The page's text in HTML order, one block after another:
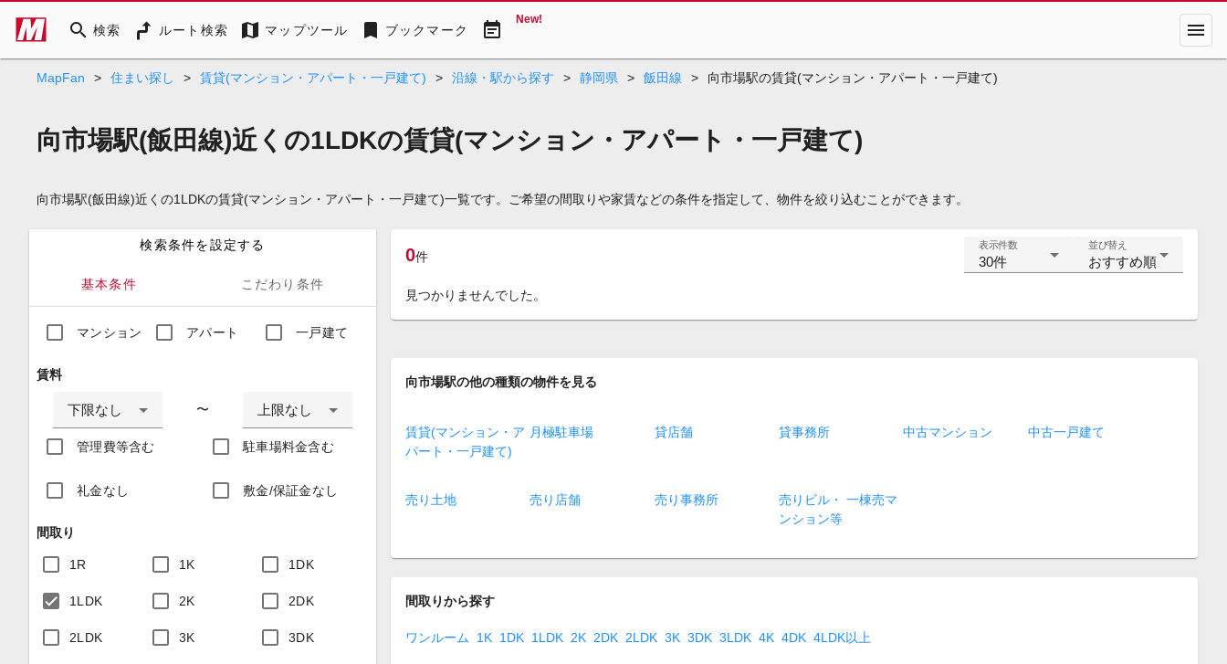
search 検索 ルート検索 map マップツール bookmark ブックマーク event_note New! menu
MapFan > 住まい探し > 賃貸(マンション・アパート・一戸建て) > 沿線・駅から探す > 静岡県 > 飯田線 > 向市場駅の賃貸(マンション・アパート・一戸建て)
向市場駅(飯田線)近くの1LDKの賃貸(マンション・アパート・一戸建て)
向市場駅(飯田線)近くの1LDKの賃貸(マンション・アパート・一戸建て)一覧です。ご希望の間取りや家賃などの条件を指定して、物件を絞り込むことができます。
検索条件を設定する
基本条件 こだわり条件
マンション アパート 一戸建て
賃料
下限なし 〜 上限なし
管理費等含む 駐車場料金含む
礼金なし 敷金/保証金なし
間取り
1R 1K 1DK
1LDK 2K 2DK
2LDK 3K 3DK
0件
表示件数
30件
並び替え
おすすめ順
見つかりませんでした。
向市場駅の他の種類の物件を見る
賃貸(マンション・ア
パート・一戸建て)
月極駐車場 貸店舗 貸事務所 中古マンション 中古一戸建て
売り土地 売り店舗 売り事務所
売りビル・ 一棟売マ
ンション等
間取りから探す
ワンルーム 1K 1DK 1LDK 2K 2DK 2LDK 3K 3DK 3LDK 4K 4DK 4LDK以上